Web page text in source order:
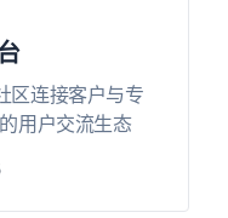
区连接客户与专
用户交流生态